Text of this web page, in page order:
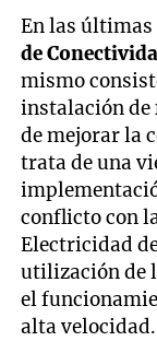
En las últimas
de
mismo
instalación de
de mejorar la
trata de una
conflicto con
Electricidad
utilización de
el
alta